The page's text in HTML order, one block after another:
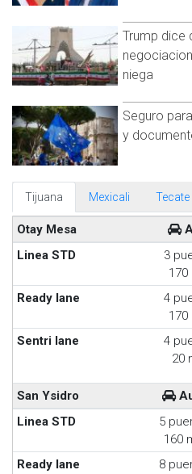
Trump dice
niega
Seguro
y
Tijuana Mexicali Tecate
Otay Mesa
Linea STD
3
170
Ready lane
4
170
Sentri lane
4
20
San Ysidro
Linea STD
5
160
Ready lane
8